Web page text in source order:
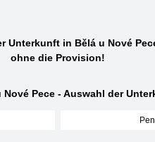
Unterkunft in Bělá u Nové
ohne die Provision!
Pece - Auswahl der